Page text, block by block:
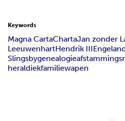
Keywords
Magna CartaChartaJan zonder
LeeuwenhartHendrik III
Slingsbygenealogie
heraldiekfamiliewapen